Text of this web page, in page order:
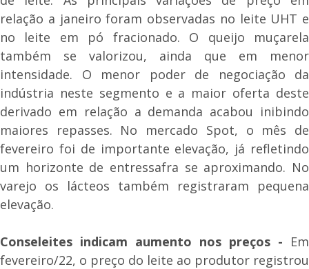
relação a janeiro foram observadas no leite UHT e
no leite em pó fracionado. O queijo muçarela
também se valorizou, ainda que em menor
intensidade. O menor poder de negociação da
indústria neste segmento e a maior oferta deste
derivado em relação a demanda acabou inibindo
maiores repasses. No mercado Spot, o mês de
fevereiro foi de importante elevação, já refletindo
um horizonte de entressafra se aproximando. No
varejo os lácteos também registraram pequena
elevação.
Conseleites indicam aumento nos preços - Em
fevereiro/22, o preço do leite ao produtor registrou